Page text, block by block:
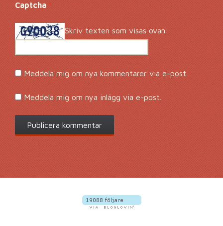
Captcha *
Skriv texten som visas ovan:
Meddela mig om nya kommentarer via e-post.
Meddela mig om nya inlägg via e-post.